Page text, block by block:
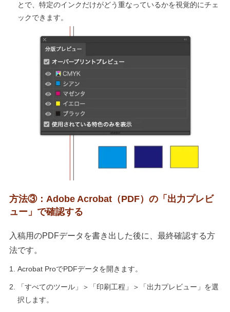
とで、特定のインクだけがどう重なっているかを視覚的にチェ
ックできます。
方法③：Adobe Acrobat（PDF）の「出力プレビ
ュー」で確認する
入稿用のPDFデータを書き出した後に、最終確認する方
法です。
Acrobat ProでPDFデータを開きます。
「すべてのツール」＞「印刷工程」＞「出力プレビュー」を選
択します。